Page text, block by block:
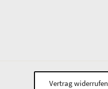
Vertrag widerrufen